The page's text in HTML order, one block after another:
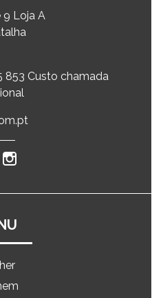
9 Loja A
853 Custo chamada